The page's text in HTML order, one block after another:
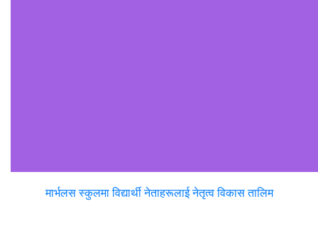
मार्भलस स्कुलमा विद्यार्थी नेताहरूलाई नेतृत्व विकास तालिम